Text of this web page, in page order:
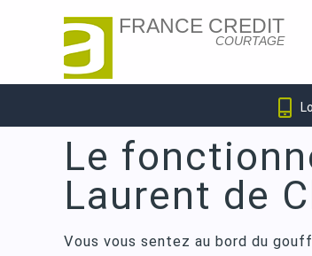
FRANCE CREDIT
COURTAGE
Le
Laurent de
Vous vous sentez au bord du